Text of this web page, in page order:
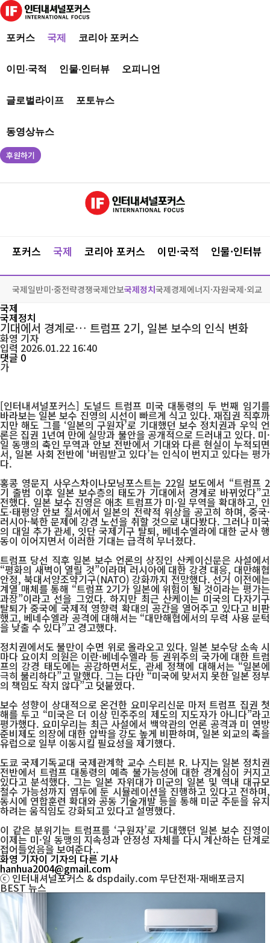
포커스 국제 코리아 포커스
이민·국적 인물·인터뷰 오피니언
글로벌라이프 포토뉴스
동영상뉴스
후원하기
포커스 국제 코리아 포커스 이민·국적 인물·인터뷰
국제일반미·중전략경쟁국제안보국제정치국제경제에너지·자원국제·외교
국제
국제정치
기대에서 경계로… 트럼프 2기, 일본 보수의 인식 변화
화영기자
입력 2026.01.22 16:40
댓글 0
가
[인터내셔널포커스] 도널드 트럼프 미국 대통령의 두 번째 임기를
바라보는 일본 보수 진영의 시선이 빠르게 식고 있다. 재집권 직후까
지만 해도 그를 ‘일본의 구원자’로 기대했던 보수 정치권과 우익 언
론은 집권 1년여 만에 실망과 불안을 공개적으로 드러내고 있다. 미·
일 동맹의 축인 무역과 안보 전반에서 기대와 다른 현실이 누적되면
서, 일본 사회 전반에 ‘버림받고 있다’는 인식이 번지고 있다는 평가
다.
홍콩 영문지 사우스차이나모닝포스트는 22일 보도에서 “트럼프 2
기 출범 이후 일본 보수층의 태도가 기대에서 경계로 바뀌었다”고
전했다. 일본 보수 진영은 애초 트럼프가 미·일 무역을 확대하고, 인
도·태평양 안보 질서에서 일본의 전략적 위상을 공고히 하며, 중국·
러시아·북한 문제에 강경 노선을 취할 것으로 내다봤다. 그러나 미국
의 대일 추가 관세, 잇단 국제기구 탈퇴, 베네수엘라에 대한 군사 행
동이 이어지면서 이러한 기대는 급격히 무너졌다.
트럼프 당선 직후 일본 보수 언론의 상징인 산케이신문은 사설에서
“평화의 새벽이 열릴 것”이라며 러시아에 대한 강경 대응, 대만해협
안정, 북대서양조약기구(NATO) 강화까지 전망했다. 선거 이전에는
계열 매체를 통해 “트럼프 2기가 일본에 위험이 될 것이라는 평가는
과장”이라고 선을 그었다. 하지만 최근 산케이는 미국의 다자기구
탈퇴가 중국에 국제적 영향력 확대의 공간을 열어주고 있다고 비판
했고, 베네수엘라 공격에 대해서는 “대만해협에서의 무력 사용 문턱
을 낮출 수 있다”고 경고했다.
정치권에서도 불만이 수면 위로 올라오고 있다. 일본 보수당 소속 시
마다 요이치 의원은 이란·베네수엘라 등 권위주의 국가에 대한 트럼
프의 강경 태도에는 공감하면서도, 관세 정책에 대해서는 “일본에
극히 불리하다”고 말했다. 그는 다만 “미국에 맞서지 못한 일본 정부
의 책임도 작지 않다”고 덧붙였다.
보수 성향이 상대적으로 온건한 요미우리신문 마저 트럼프 집권 첫
해를 두고 “미국은 더 이상 민주주의 제도의 지도자가 아니다”라고
평가했다. 요미우리는 최근 사설에서 백악관의 언론 공격과 미 연방
준비제도 의장에 대한 압박을 강도 높게 비판하며, 일본 외교의 축을
유럽으로 일부 이동시킬 필요성을 제기했다.
도쿄 국제기독교대 국제관계학 교수 스티븐 R. 나지는 일본 정치권
전반에서 트럼프 대통령의 예측 불가능성에 대한 경계심이 커지고
있다고 분석했다. 그는 일본 자위대가 미군의 일본 및 역내 대규모
철수 가능성까지 염두에 둔 시뮬레이션을 진행하고 있다고 전하며,
동시에 연합훈련 확대와 공동 기술개발 등을 통해 미군 주둔을 유지
하려는 움직임도 강화되고 있다고 설명했다.
이 같은 분위기는 트럼프를 ‘구원자’로 기대했던 일본 보수 진영이
이제는 미·일 동맹의 지속성과 안정성 자체를 다시 계산하는 단계로
접어들었음을 보여준다..
화영 기자이 기자의 다른 기사
hanhua2004@gmail.com
ⓒ 인터내셔널포커스 & dspdaily.com 무단전재-재배포금지
BEST뉴스